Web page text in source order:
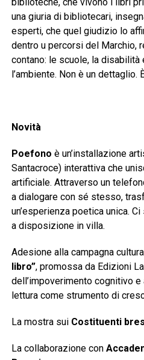
biblioteche, che vivono i libri
una giuria di bibliotecari,
esperti, che quel giudizio lo
dentro u percorsi del Marchio,
contano: le scuole, la disabilità
l’ambiente. Non è un
Novità
Poefono è un’installazione
Santacroce) interattiva che
artificiale. Attraverso un
a dialogare con sé stesso,
un’esperienza poetica unica.
a disposizione in villa.
Adesione alla campagna
libro”, promossa da Edizioni
dell’impoverimento cognitivo
lettura come strumento di
La mostra sui Costituenti
La collaborazione con